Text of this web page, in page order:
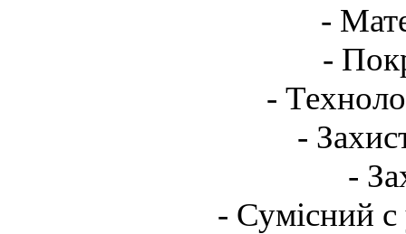
-
-
-
-
-
- Сумісний с